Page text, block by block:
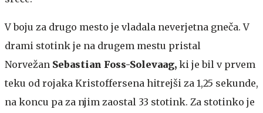
V boju za drugo mesto je vladala neverjetna gneča. V
drami stotink je na drugem mestu pristal
Norvežan Sebastian Foss-Solevaag, ki je bil v prvem
teku od rojaka Kristoffersena hitrejši za 1,25 sekunde,
na koncu pa za njim zaostal 33 stotink. Za stotinko je